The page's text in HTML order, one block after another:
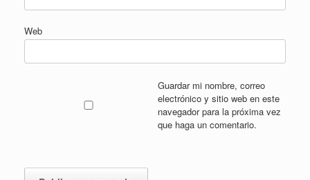
Web
Guardar mi nombre, correo
electrónico y sitio web en este
navegador para la próxima vez
que haga un comentario.